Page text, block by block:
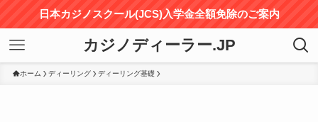
日本カジノスクール(JCS)入学金全額免除のご案内
カジノディーラー.JP
ホーム ディーリング ディーリング基礎